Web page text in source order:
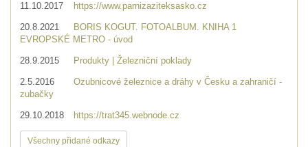
11.10.2017 https://www.parnizaziteksasko.cz
20.8.2021
BORIS KOGUT. FOTOALBUM. KNIHA 1
EVROPSKÉ METRO - úvod
28.9.2015 Produkty | Železniční poklady
2.5.2016
Ozubnicové železnice a dráhy v Česku a zahraničí -
zubačky
29.10.2018 https://trat345.webnode.cz
Všechny přidané odkazy